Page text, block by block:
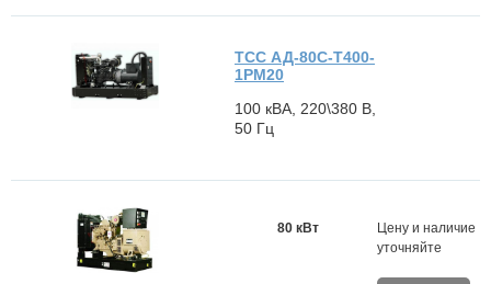
ТСС АД-80С-Т400-
1РМ20
100 кВА, 220\380 В,
50 Гц
Цену и наличие
уточняйте
80 кВт